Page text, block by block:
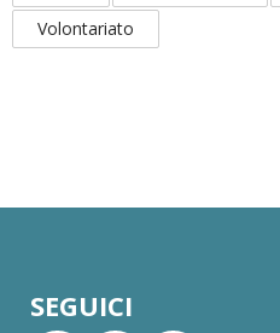
Volontariato
SEGUICI